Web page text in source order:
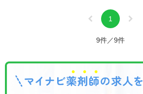
1
9件／9件